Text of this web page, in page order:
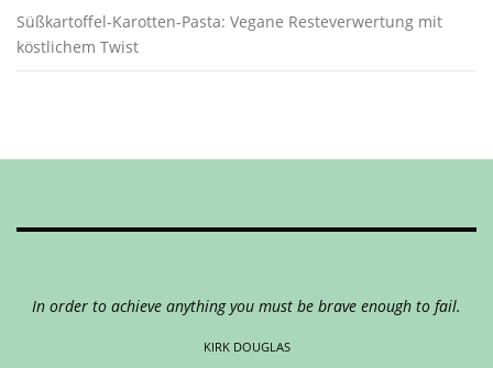
Süßkartoffel-Karotten-Pasta: Vegane Resteverwertung mit
köstlichem Twist
In order to achieve anything you must be brave enough to fail.
KIRK DOUGLAS